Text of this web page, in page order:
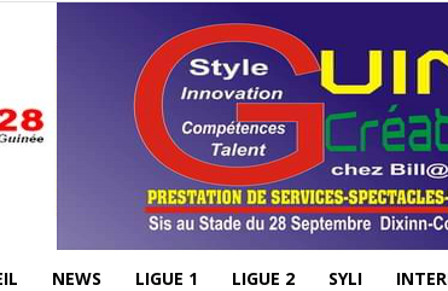
NEWS LIGUE 1 LIGUE 2 SYLI